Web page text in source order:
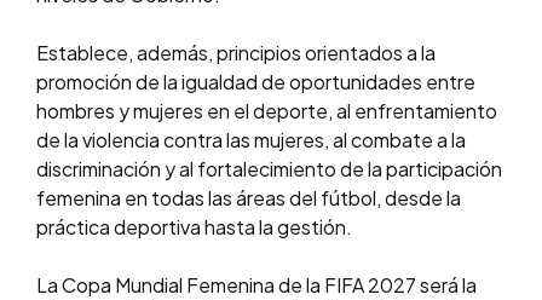
Establece, además, principios orientados a la
promoción de la igualdad de oportunidades entre
hombres y mujeres en el deporte, al enfrentamiento
de la violencia contra las mujeres, al combate a la
discriminación y al fortalecimiento de la participación
femenina en todas las áreas del fútbol, desde la
práctica deportiva hasta la gestión.
La Copa Mundial Femenina de la FIFA 2027 será la